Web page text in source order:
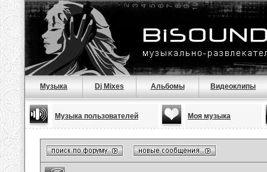
Музыка Dj Mixes Альбомы Видеоклипы
Музыка пользователей Моя музыка